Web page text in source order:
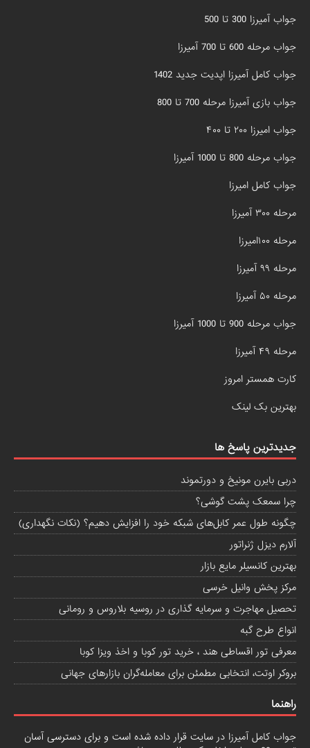
جواب آمیرزا 300 تا 500
جواب مرحله 600 تا 700 آمیرزا
جواب کامل آمیرزا اپدیت جدید 1402
جواب بازی آمیرزا مرحله 700 تا 800
جواب امیرزا ۲۰۰ تا ۴۰۰
جواب مرحله 800 تا 1000 آمیرزا
جواب کامل امیرزا
مرحله ۳۰۰ آمیرزا
مرحله ۱۰۰امیرزا
مرحله ۹۹ آمیرزا
مرحله ۵۰ آمیرزا
جواب مرحله 900 تا 1000 آمیرزا
مرحله ۴۹ آمیرزا
کارت همستر امروز
بهترین بک لینک
جدیدترین پاسخ ها
دربی بایرن مونیخ و دورتموند
چرا سمعک پشت گوشی؟
چگونه طول عمر کابل‌های شبکه خود را افزایش دهیم؟ (نکات نگهداری)
آلارم دیزل ژنراتور
بهترین کانسیلر مایع بازار
مرکز پخش وانیل خرسی
تحصیل مهاجرت و سرمایه گذاری در روسیه بلاروس و رومانی
انواع طرح گبه
معرفی تور اقساطی هند ، خرید تور کوبا و اخذ ویزا کوبا
بروکر اوتت، انتخابی مطمئن برای معامله‌گران بازارهای جهانی
راهنما
جواب کامل آمیرزا در سایت قرار داده شده است و برای دسترسی آسان